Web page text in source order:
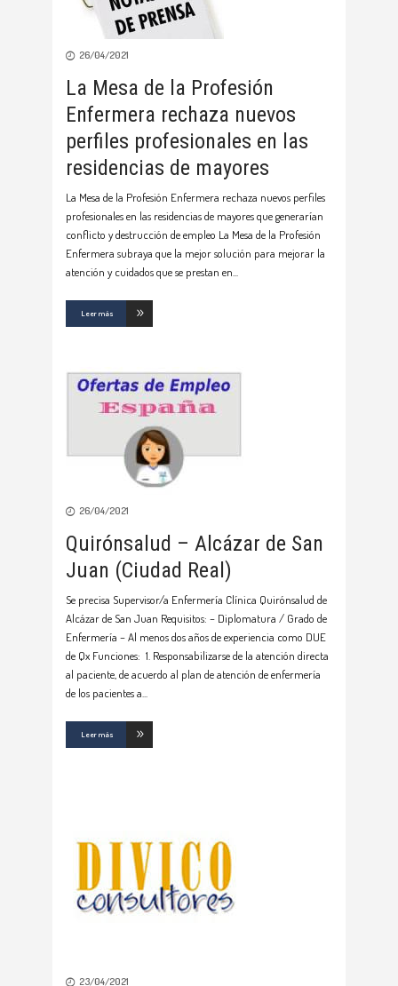
26/04/2021
La Mesa de la Profesión
Enfermera rechaza nuevos
perfiles profesionales en las
residencias de mayores
La Mesa de la Profesión Enfermera rechaza nuevos perfiles
profesionales en las residencias de mayores que generarían
conflicto y destrucción de empleo La Mesa de la Profesión
Enfermera subraya que la mejor solución para mejorar la
atención y cuidados que se prestan en
Leer más
26/04/2021
Quirónsalud – Alcázar de San
Juan (Ciudad Real)
Se precisa Supervisor/a Enfermería Clínica Quirónsalud de
Alcázar de San Juan Requisitos: – Diplomatura / Grado de
Enfermería – Al menos dos años de experiencia como DUE
de Qx Funciones: 1. Responsabilizarse de la atención directa
al paciente, de acuerdo al plan de atención de enfermería
de los pacientes a
Leer más
23/04/2021